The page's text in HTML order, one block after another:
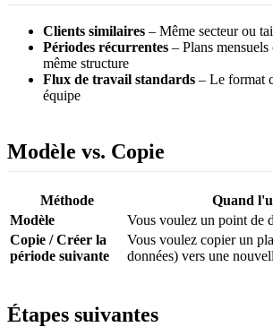
Clients similaires – Même secteur ou
Périodes récurrentes – Plans
même structure
Flux de travail standards – Le format
équipe
Modèle vs. Copie
Méthode
Quand
Modèle
Vous voulez un point de
Copie / Créer la
période suivante
Vous voulez copier un
données) vers une
Étapes suivantes